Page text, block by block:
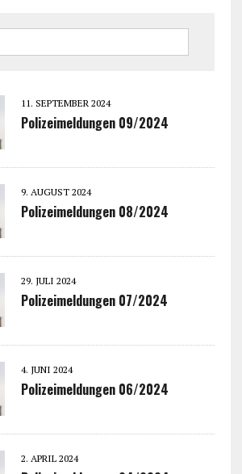
11. SEPTEMBER 2024
Polizeimeldungen 09/2024
9. AUGUST 2024
Polizeimeldungen 08/2024
29. JULI 2024
Polizeimeldungen 07/2024
4. JUNI 2024
Polizeimeldungen 06/2024
2. APRIL 2024